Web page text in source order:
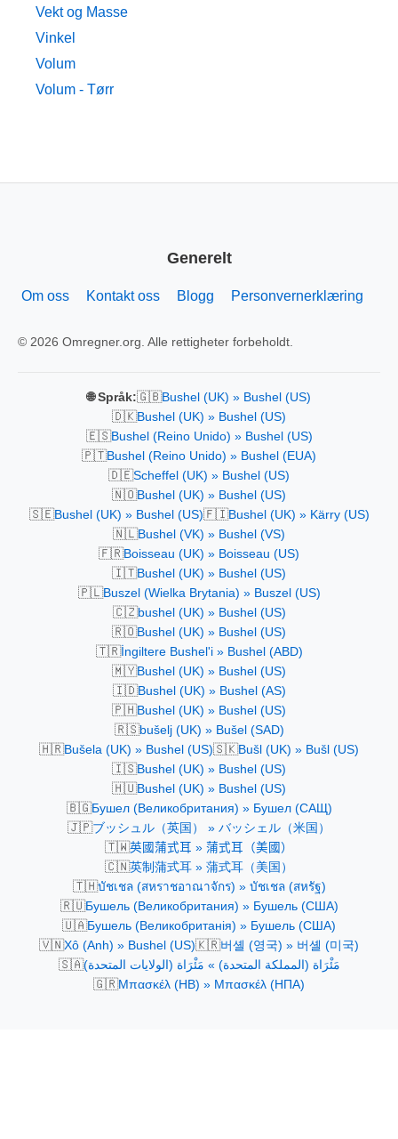
Vekt og Masse
Vinkel
Volum
Volum - Tørr
Generelt
Om oss Kontakt oss Blogg Personvernerklæring
© 2026 Omregner.org. Alle rettigheter forbeholdt.
🌐 Språk:🇬🇧Bushel (UK) » Bushel (US)
🇩🇰Bushel (UK) » Bushel (US)
🇪🇸Bushel (Reino Unido) » Bushel (US)
🇵🇹Bushel (Reino Unido) » Bushel (EUA)
🇩🇪Scheffel (UK) » Bushel (US)
🇳🇴Bushel (UK) » Bushel (US)
🇸🇪Bushel (UK) » Bushel (US)🇫🇮Bushel (UK) » Kärry (US)
🇳🇱Bushel (VK) » Bushel (VS)
🇫🇷Boisseau (UK) » Boisseau (US)
🇮🇹Bushel (UK) » Bushel (US)
🇵🇱Buszel (Wielka Brytania) » Buszel (US)
🇨🇿bushel (UK) » Bushel (US)
🇷🇴Bushel (UK) » Bushel (US)
🇹🇷İngiltere Bushel'i » Bushel (ABD)
🇲🇾Bushel (UK) » Bushel (US)
🇮🇩Bushel (UK) » Bushel (AS)
🇵🇭Bushel (UK) » Bushel (US)
🇷🇸bušelj (UK) » Bušel (SAD)
🇭🇷Bušela (UK) » Bushel (US)🇸🇰Bušl (UK) » Bušl (US)
🇮🇸Bushel (UK) » Bushel (US)
🇭🇺Bushel (UK) » Bushel (US)
🇧🇬Бушел (Великобритания) » Бушел (САЩ)
🇯🇵ブッシュル（英国） » バッシェル（米国）
🇹🇼英國蒲式耳 » 蒲式耳（美國）
🇨🇳英制蒲式耳 » 蒲式耳（美国）
🇹🇭บัชเชล (สหราชอาณาจักร) » บัชเชล (สหรัฐ)
🇷🇺Бушель (Великобритания) » Бушель (США)
🇺🇦Бушель (Великобританія) » Бушель (США)
🇻🇳Xô (Anh) » Bushel (US)🇰🇷버셸 (영국) » 버셸 (미국)
🇸🇦مَئْرَاة (المملكة المتحدة) » مَئْرَاة (الولايات المتحدة)
🇬🇷Μπασκέλ (ΗΒ) » Μπασκέλ (ΗΠΑ)